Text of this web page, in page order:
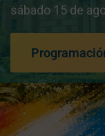
sábado 15 de